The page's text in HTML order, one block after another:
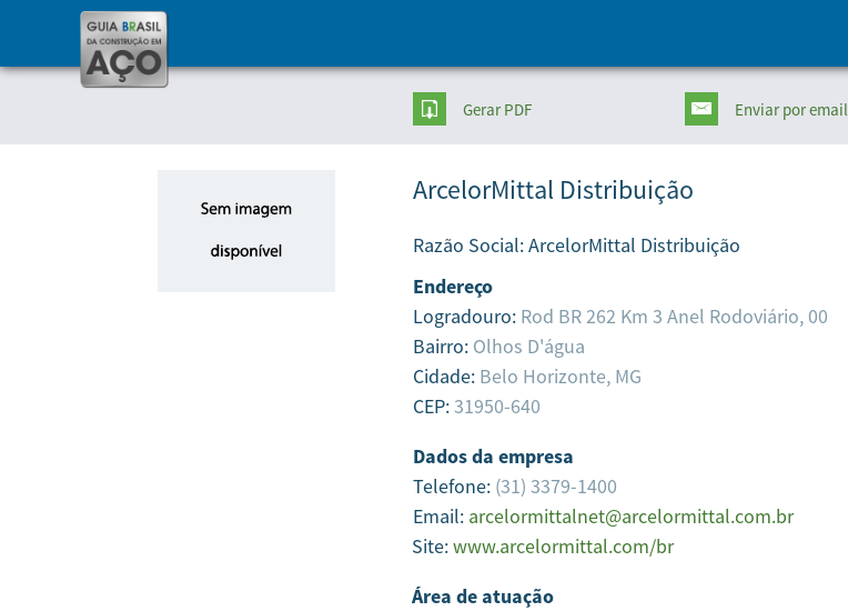
Gerar PDF Enviarpor email
ArcelorMittal Distribuição
Razão Social:ArcelorMittal Distribuição
Endereço
Logradouro: Rod BR 262 Km 3 Anel Rodoviário, 00
Bairro: Olhos D'água
Cidade: Belo Horizonte, MG
CEP:31950-640
Dados da empresa
Telefone: (31) 3379-1400
Email: arcelormittalnet@arcelormittal.com.br
Site:www.arcelormittal.com/br
Área de atuação